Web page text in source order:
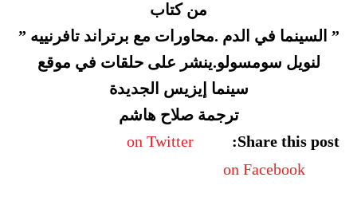
من كتاب
” السينما في الدم .محاورات مع برتراند تافرنييه ”
لنويل سومسولو.ينشر على حلقات في موقع
سينما إيزيس الجديدة
ترجمة صلاح هاشم
Share this post:
on Twitter
on Facebook